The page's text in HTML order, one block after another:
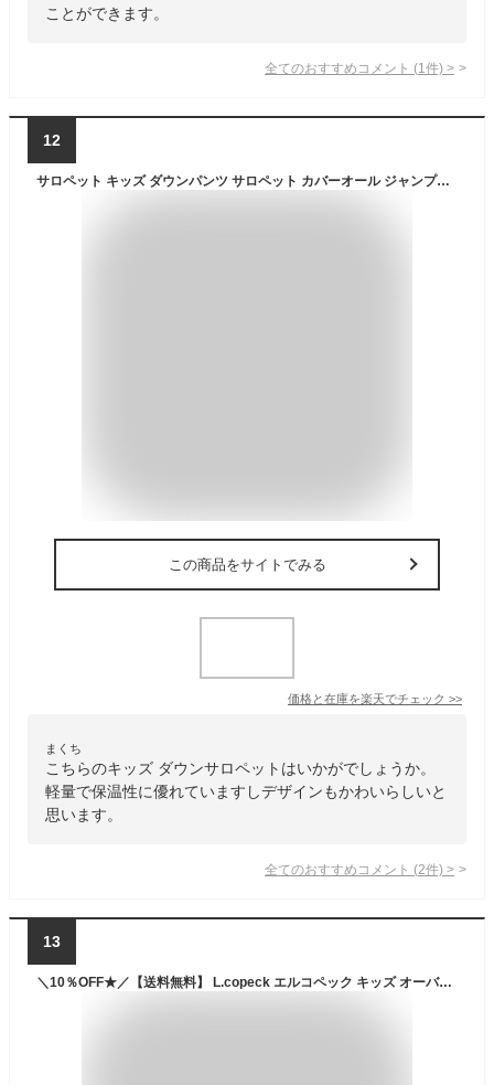
ことができます。
全てのおすすめコメント (1 件) >
12
サロペット キッズ ダウンパンツ サロペット カバーオール ジャンプスーツ 雪遊び 防寒着 秋服 冬服 子供服 保温 防寒対策 軽量 無地 ロンパース 送料無料 子ども服 男の子 女の子 中綿 ロングパンツ ズボン
この商品をサイトでみる
価格と在庫を楽天でチェック >>
まくち
こちらのキッズ ダウンサロペットはいかがでしょうか。
軽量で保温性に優れていますしデザインもかわいらしいと
思います。
全てのおすすめコメント (2件) >
13
＼10％OFF★／【送料無料】 L.copeck エルコペック キッズ オーバーオール デニム サロペット 男の子 女の子 子供服 サロペット パンツ 岡山デニム 生地 ロングパンツ ストレッチ ストレッチデニム 大きいサイズ 100 110 120 130 140 ジュニア おしゃれ 秋冬 オールシーズン